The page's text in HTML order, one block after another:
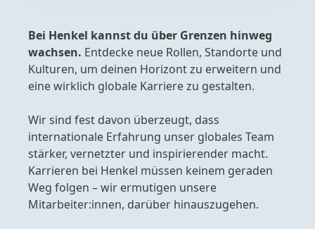
Bei Henkel kannst du über Grenzen hinweg
wachsen. Entdecke neue Rollen, Standorte und
Kulturen, um deinen Horizont zu erweitern und
eine wirklich globale Karriere zu gestalten.
Wir sind fest davon überzeugt, dass
internationale Erfahrung unser globales Team
stärker, vernetzter und inspirierender macht.
Karrieren bei Henkel müssen keinem geraden
Weg folgen – wir ermutigen unsere
Mitarbeiter:innen, darüber hinauszugehen.